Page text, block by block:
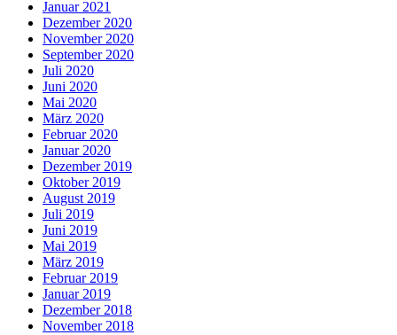
Januar 2021
Dezember 2020
November 2020
September 2020
Juli 2020
Juni 2020
Mai 2020
März 2020
Februar 2020
Januar 2020
Dezember 2019
Oktober 2019
August 2019
Juli 2019
Juni 2019
Mai 2019
März 2019
Februar 2019
Januar 2019
Dezember 2018
November 2018